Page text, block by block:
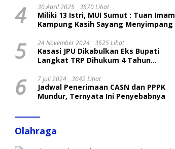
4 30 April 2025 3570 Lihat
Miliki 13 Istri, MUI Sumut : Tuan Imam
Kampung Kasih Sayang Menyimpang
5 24 November 2024 3525 Lihat
Kasasi JPU Dikabulkan Eks Bupati
Langkat TRP Dihukum 4 Tahun
6 7 Juli 2024 3042 Lihat
Jadwal Penerimaan CASN dan PPPK
Mundur, Ternyata Ini Penyebabnya
Olahraga